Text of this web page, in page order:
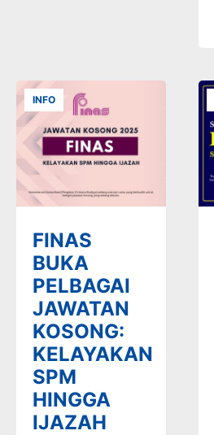
INFO
FINAS
BUKA
PELBAGAI
JAWATAN
KOSONG:
KELAYAKAN
SPM
HINGGA
IJAZAH